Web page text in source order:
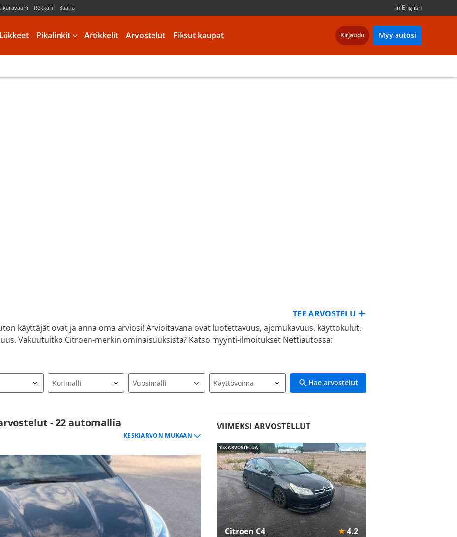
Rekkari Baana In English
Liikkeet Pikalinkit Artikkelit Arvostelut Fiksut kaupat Kirjaudu Myy autosi
TEE ARVOSTELU
käyttäjät ovat ja anna oma arviosi! Arvioitavana ovat luotettavuus, ajomukavuus, käyttokulut,
Vakuutuitko Citroen-merkin ominaisuuksista? Katso myynti-ilmoitukset Nettiautossa:
Hae arvostelut
- 22 automallia VIIMEKSI ARVOSTELLUT
158 ARVOSTELUA
Citroen C4 4.2